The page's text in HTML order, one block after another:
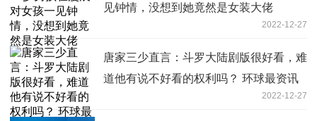
见钟情，没想到她竟然是女装大佬
2022-12-27
唐家三少直言：斗罗大陆剧版很好看，难
道他有说不好看的权利吗？ 环球最资讯
2022-12-27